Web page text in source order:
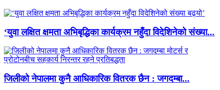
‘युवा लक्षित क्षमता अभिबृद्धिका कार्यक्रम नहुँदा विदेशिनेको संख्या...
जिलीको नेपालमा कुनै आधिकारिक वितरक छैन : जगदम्बा...